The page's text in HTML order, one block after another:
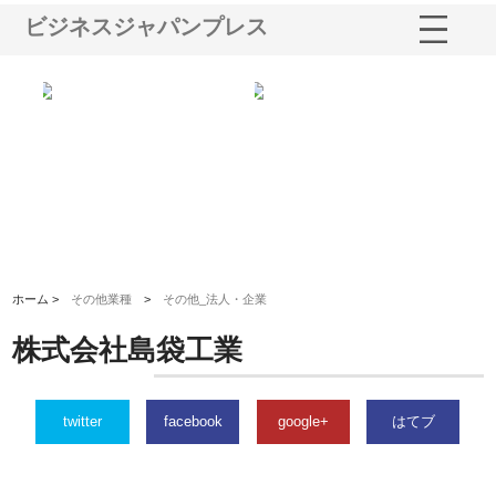
ビジネスジャパンプレス
ホーム > その他業種 > その他_法人・企業
株式会社島袋工業
twitter facebook google+ はてブ